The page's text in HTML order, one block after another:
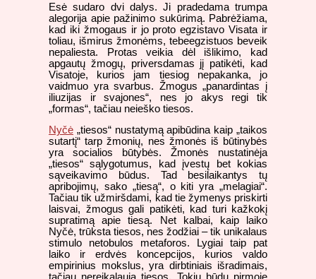
Esė sudaro dvi dalys. Ji pradedama trumpa
alegorija apie pažinimo sukūrimą. Pabrėžiama,
kad iki žmogaus ir jo proto egzistavo Visata ir
toliau, išmirus žmonėms, tebeegzistuos beveik
nepaliesta. Protas veikia dėl išlikimo, kad
apgautų žmogų, priversdamas jį patikėti, kad
Visatoje, kurios jam tiesiog nepakanka, jo
vaidmuo yra svarbus. Žmogus „panardintas į
iliuzijas ir svajones“, nes jo akys regi tik
„formas“, tačiau neieško tiesos.
Nyčė „tiesos“ nustatymą apibūdina kaip „taikos
sutartį“ tarp žmonių, nes žmonės iš būtinybės
yra socialios būtybės. Žmonės nustatinėja
„tiesos“ sąlygotumus, kad įvestų bet kokias
sąveikavimo būdus. Tad besilaikantys tų
apribojimų, sako „tiesą“, o kiti yra „melagiai“.
Tačiau tik užmiršdami, kad tie žymenys priskirti
laisvai, žmogus gali patikėti, kad turi kažkokį
supratimą apie tiesą. Net kalbai, kaip laiko
Nyčė, trūksta tiesos, nes žodžiai – tik unikalaus
stimulo netobulos metaforos. Lygiai taip pat
laiko ir erdvės koncepcijos, kurios valdo
empirinius mokslus, yra dirbtiniais išradimais,